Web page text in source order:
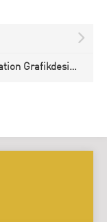
„Bungalow 11“ – Abschlusspräsentation Grafikdesign 2017